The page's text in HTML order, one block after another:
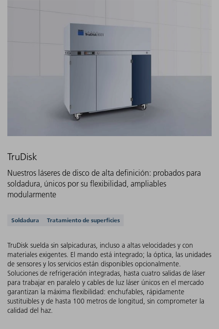
TruDisk
Nuestros láseres de disco de alta definición: probados para
soldadura, únicos por su flexibilidad, ampliables
modularmente
Aplicaciones compatibles
Soldadura Tratamiento de superficies
TruDisk suelda sin salpicaduras, incluso a altas velocidades y con
materiales exigentes. El mando está integrado; la óptica, las unidades
de sensores y los servicios están disponibles opcionalmente.
Soluciones de refrigeración integradas, hasta cuatro salidas de láser
para trabajar en paralelo y cables de luz láser únicos en el mercado
garantizan la máxima flexibilidad: enchufables, rápidamente
sustituibles y de hasta 100 metros de longitud, sin comprometer la
calidad del haz.